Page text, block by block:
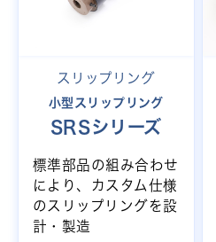
スリップリング
小型スリップリング
SRSシリーズ
標準部品の組み合わせ
により、カスタム仕様
のスリップリングを設
計・製造